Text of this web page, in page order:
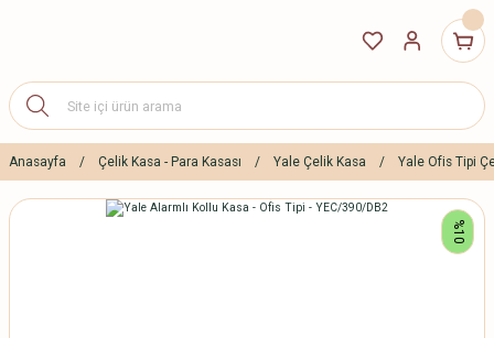
Anasayfa Çelik Kasa - Para Kasası Yale Çelik Kasa Yale Ofis Tipi
%10